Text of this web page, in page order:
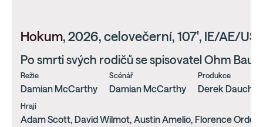
Hokum, 2026, celovečerní, 107', IE/AE/US
Po smrti svých rodičů se spisovatel Ohm
Režie
Damian McCarthy
Scénář
Damian McCarthy
Produkce
Derek Dauchy,
Hrají
Adam Scott, David Wilmot, Austin Amelio, Florence